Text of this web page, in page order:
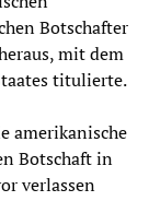
Botschafter
mit dem
titulierte.
amerikanische
Botschaft in
verlassen